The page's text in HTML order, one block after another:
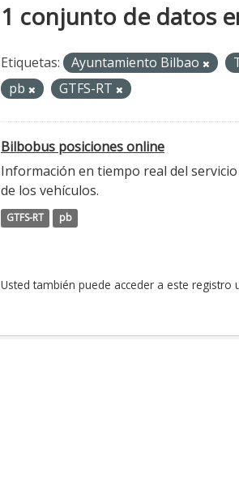
1 conjunto de datos
Etiquetas: Ayuntamiento Bilbao
pb
GTFS-RT
Bilbobus posiciones online
Información en tiempo real del
de los vehículos.
GTFS-RT pb
Usted también puede acceder a este registro